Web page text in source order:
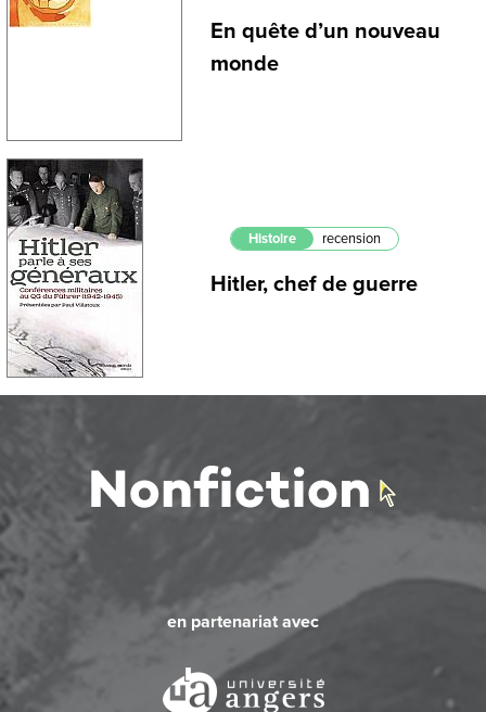
En quête d’un nouveau
monde
Histoire recension
Hitler, chef de guerre
en partenariat avec